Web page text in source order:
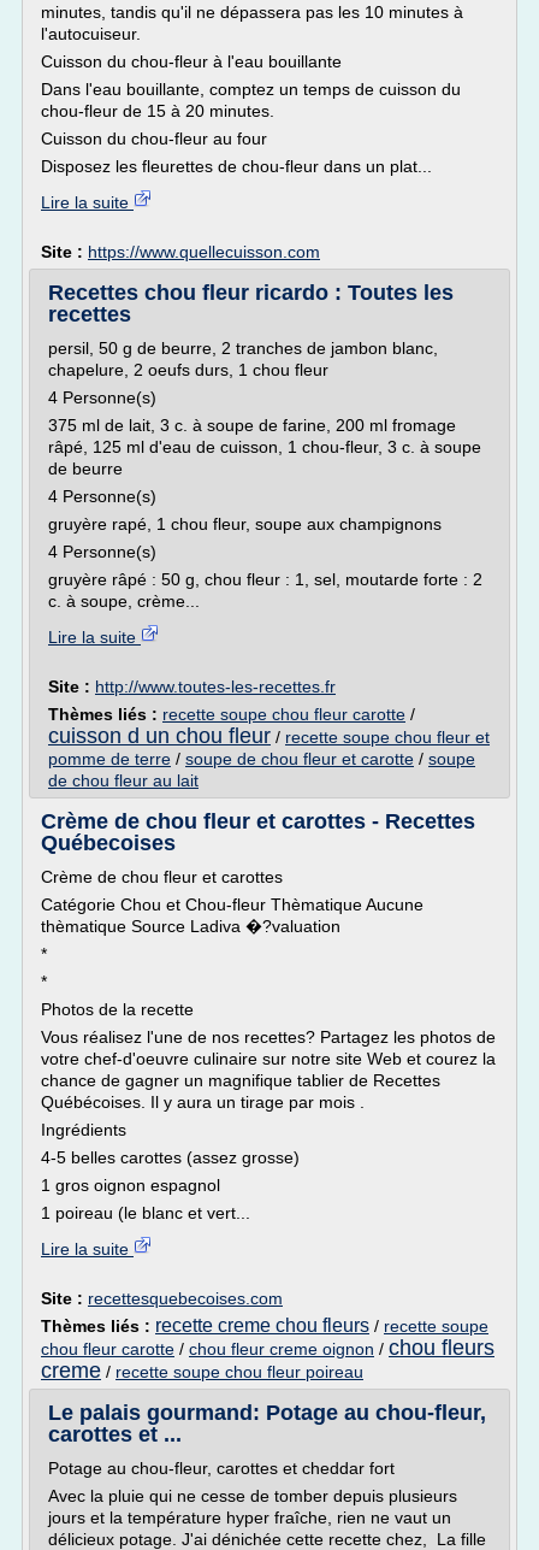
minutes, tandis qu'il ne dépassera pas les 10 minutes à
l'autocuiseur.
Cuisson du chou-fleur à l'eau bouillante
Dans l'eau bouillante, comptez un temps de cuisson du
chou-fleur de 15 à 20 minutes.
Cuisson du chou-fleur au four
Disposez les fleurettes de chou-fleur dans un plat...
Lire la suite
Site : https://www.quellecuisson.com
Recettes chou fleur ricardo : Toutes les
recettes
persil, 50 g de beurre, 2 tranches de jambon blanc,
chapelure, 2 oeufs durs, 1 chou fleur
4 Personne(s)
375 ml de lait, 3 c. à soupe de farine, 200 ml fromage
râpé, 125 ml d'eau de cuisson, 1 chou-fleur, 3 c. à soupe
de beurre
4 Personne(s)
gruyère rapé, 1 chou fleur, soupe aux champignons
4 Personne(s)
gruyère râpé : 50 g, chou fleur : 1, sel, moutarde forte : 2
c. à soupe, crème...
Lire la suite
Site : http://www.toutes-les-recettes.fr
Thèmes liés : recette soupe chou fleur carotte /
cuisson d un chou fleur / recette soupe chou fleur et
pomme de terre / soupe de chou fleur et carotte / soupe
de chou fleur au lait
Crème de chou fleur et carottes - Recettes
Québecoises
Crème de chou fleur et carottes
Catégorie Chou et Chou-fleur Thèmatique Aucune
thèmatique Source Ladiva �?valuation
*
*
Photos de la recette
Vous réalisez l'une de nos recettes? Partagez les photos de
votre chef-d'oeuvre culinaire sur notre site Web et courez la
chance de gagner un magnifique tablier de Recettes
Québécoises. Il y aura un tirage par mois .
Ingrédients
4-5 belles carottes (assez grosse)
1 gros oignon espagnol
1 poireau (le blanc et vert...
Lire la suite
Site : recettesquebecoises.com
Thèmes liés : recette creme chou fleurs / recette soupe
chou fleur carotte / chou fleur creme oignon / chou fleurs
creme / recette soupe chou fleur poireau
Le palais gourmand: Potage au chou-fleur,
carottes et ...
Potage au chou-fleur, carottes et cheddar fort
Avec la pluie qui ne cesse de tomber depuis plusieurs
jours et la température hyper fraîche, rien ne vaut un
délicieux potage. J'ai dénichée cette recette chez, La fille